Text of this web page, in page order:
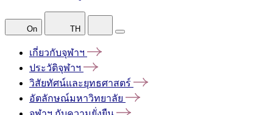
On TH
เกี่ยวกับจุฬาฯ
ประวัติจุฬาฯ
วิสัยทัศน์และยุทธศาสตร์
อัตลักษณ์มหาวิทยาลัย